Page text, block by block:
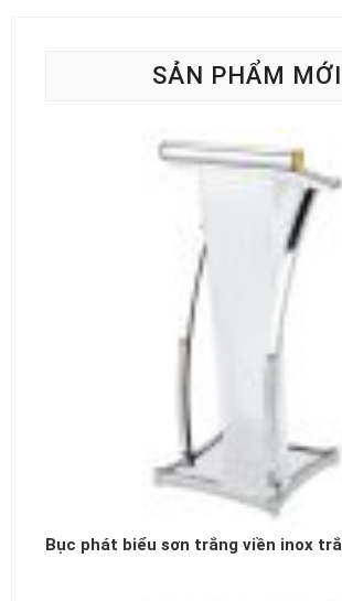
SẢN PHẨM MỚI
Bục phát biểu sơn trắng viền inox